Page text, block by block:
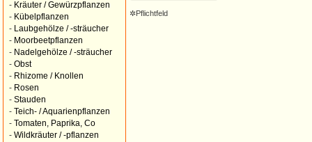
- Kräuter / Gewürzpflanzen
- Kübelpflanzen
-
Laubgehölze / -sträucher
- Moorbeetpflanzen
- Nadelgehölze / -sträucher
- Obst
- Rhizome / Knollen
- Rosen
- Stauden
- Teich- / Aquarienpflanzen
- Tomaten, Paprika, Co
- Wildkräuter / -pflanzen
✲Pflichtfeld